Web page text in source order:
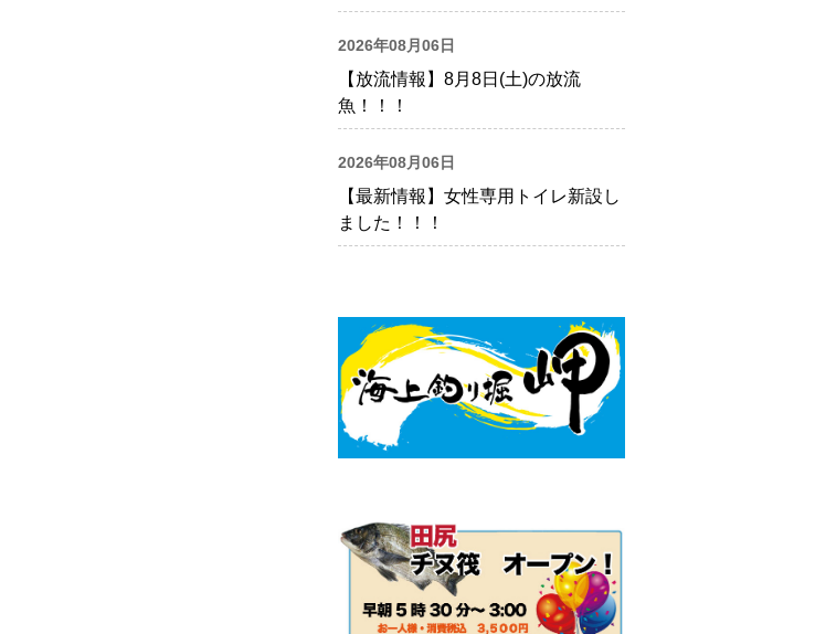
2026年08月06日
【放流情報】8月8日(土)の放流
魚！！！
2026年08月06日
【最新情報】女性専用トイレ新設し
ました！！！